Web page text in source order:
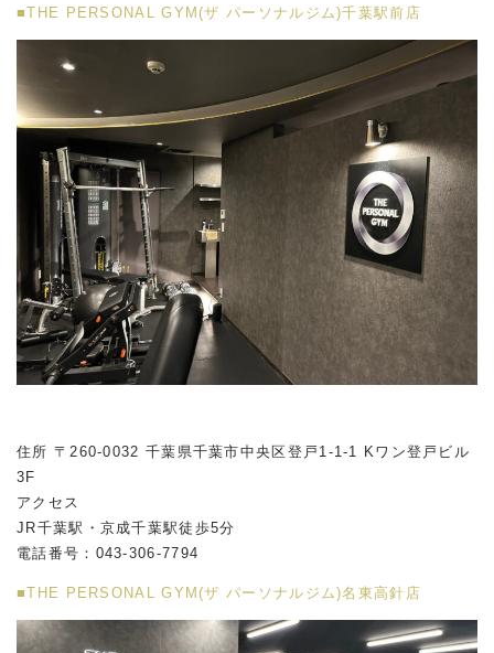
■THE PERSONAL GYM(ザ パーソナルジム)千葉駅前店
住所 〒260-0032 千葉県千葉市中央区登戸1-1-1 Kワン登戸ビル
3F
アクセス
JR千葉駅・京成千葉駅徒歩5分
電話番号：043-306-7794
■THE PERSONAL GYM(ザ パーソナルジム)名東高針店